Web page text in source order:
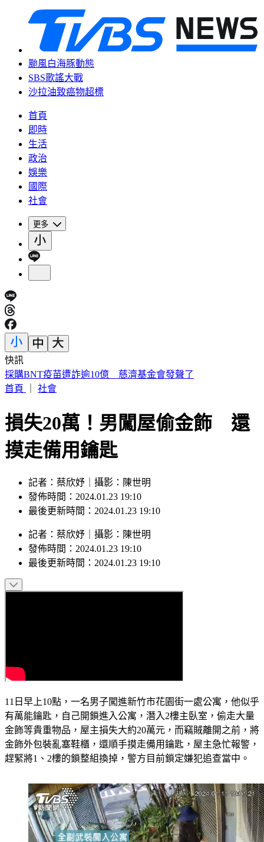
颱風白海豚動態
SBS歌謠大戰
沙拉油致癌物超標
首頁
即時
生活
政治
娛樂
國際
社會
更多
快訊
苦茶油陷食安風暴！苯駢芘狂驗出 「焙炒」溫度竟是關鍵
首頁
社會
損失20萬！男闖屋偷金飾 還
摸走備用鑰匙
記者：蔡欣妤｜攝影：陳世明
發佈時間：2024.01.23 19:10
最後更新時間：2024.01.23 19:10
記者 ： 蔡欣妤 攝影 ： 陳世明
發佈時間： 2024.01.23 19:10
最後更新時間： 2024.01.23 19:10
11日早上10點，一名男子闖進新竹市花園街一處公寓，他似乎
有萬能鑰匙，自己開鎖進入公寓，潛入2樓主臥室，偷走大量
金飾等貴重物品，屋主損失大約20萬元，而竊賊離開之前，將
金飾外包裝亂塞鞋櫃，還順手摸走備用鑰匙，屋主急忙報警，
趕緊將1、2樓的鎖整組換掉，警方目前鎖定嫌犯追查當中。